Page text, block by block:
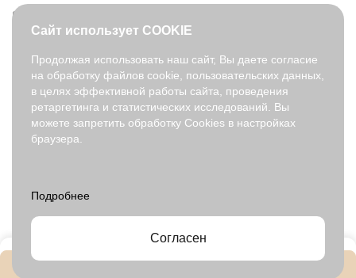
© 2026. fabretti.ru. Все права защищены
На информационном ресурсе применяются
рекомендательные
технологии .
Все ресурсы сайта fabretti.ru, включая (но не ограничиваясь)
прав на интеллектуальную собственность, защищены российским
Сайт использует COOKIE
Продолжая использовать наш сайт, Вы даете согласие
на обработку файлов cookie, пользовательских данных,
в целях эффективной работы сайта, проведения
ретаргетинга и статистических исследований. Вы
можете запретить обработку Cookies в настройках
браузера.
Согласен